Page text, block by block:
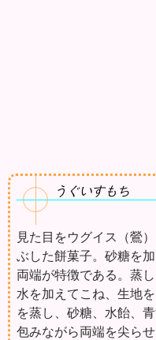
うぐいすもち
見た目をウグイス（鶯
ぶした餅菓子。砂糖を
両端が特徴である。蒸
水を加えてこね、生地
を蒸し、砂糖、水飴、
包みながら両端を尖ら